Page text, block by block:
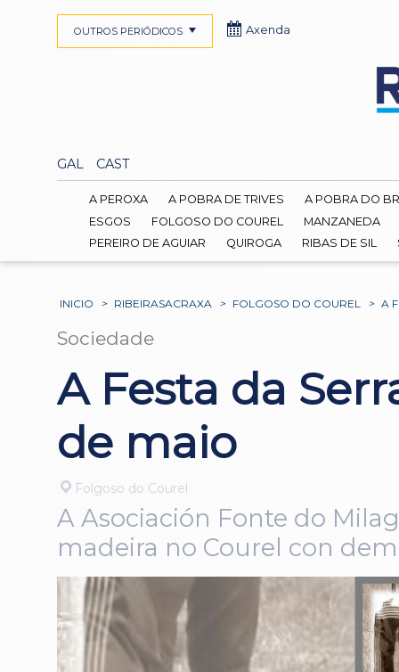
GAL CAST
OUTROS PERIÓDICOS Axenda
A PEROXA A POBRA DE TRIVES
A POBRA DO
ESGOS
FOLGOSO DO COUREL
MANZANEDA
PEREIRO DE AGUIAR
QUIROGA RIBAS DE SIL
INICIO > RIBEIRASACRAXA > FOLGOSO DO COUREL > A
Sociedade
A Festa da
de maio
Folgoso do Courel
A Asociación Fonte do
madeira no Courel con